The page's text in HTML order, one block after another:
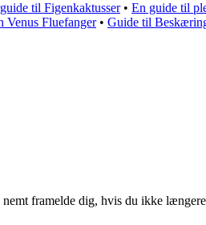
til Figenkaktusser• En guide til
Venus Fluefanger• Guide til
framelde dig, hvis du ikke